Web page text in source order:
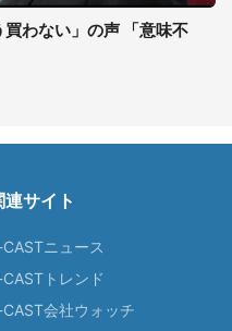
買わない」の声 「意味不
連サイト
ニュース
トレンド
会社ウォッチ